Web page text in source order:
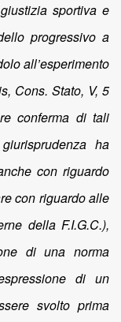
sportiva e
progressivo a
all’esperimento
Cons. Stato, V, 5
conferma di tali
ha
con riguardo
con riguardo alle
della F.I.G.C.),
di una norma
di un
svolto prima